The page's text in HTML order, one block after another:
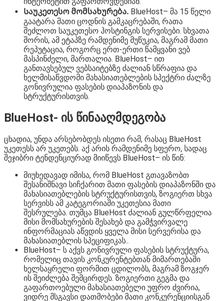
Საუკეთესო მომსახურება. BlueHost– მა 15 წელი
გაატარა მათი ცოდნის გამკაცრებაში, რათა
შეძლოთ საუკეთესო ჰოსტინგის სერვისები. სხვათა
შორის, ამ ეტაპზე რამდენიმე მუწუკია, მაგრამ მათი
რეპუტაცია, როგორც ერთ-ერთი წამყვანი ვებ
მასპინძელი, მართალია. BlueHost– ით
განთავსებულ ვებსაიტებზე ძალიან სწრაფია და
ხელმისაწვდომი მახასიათებლების სპექტრი ძალზე
გონივრულია ფასების დიაპაზონის და
სტრუქტურისთვის.
BlueHost- ის წინააღმდეგობა
ცხადია, უნდა არსებობდეს ისეთი რამ, რასაც BlueHost
უკეთესს არ უკეთებს. აქ არის რამდენიმე სფერო, სადაც
შეჯიბრი ტენდენციურად მიიწევს BlueHost– ის წინ:
მიუხედავად იმისა, რომ BlueHost გთავაზობთ
შესანიშნავი სიჩქარით მათი ფასების დიაპაზონში და
მახასიათებლების სტრუქტურისთვის, ზოგიერთ სხვა
სერვისს ამ კატეგორიაში უკეთესია მათი
შესრულება. თუმცა BlueHost ძალიან გულწრფელია
მისი მომსახურების შესახებ და გამჭვირვალე
ინფორმაციას აწვდის ყველა მისი სერვერისა და
მახასიათებლის სპეციფიკას..
BlueHost– ს აქვს გონივრული ფასების სტრუქტურა,
რომელიც თავის კონკურენტებთან მიმართებაში
ხელსაყრელი ფორმით ცდილობს, მაგრამ ზოგჯერ
ის შეიძლება შემცირდეს. ზოგიერთი გეგმა და
გაფართოებული მახასიათებელი უფრო ძვირია,
ვიდრე მსგავსი დათმობები მათი კონკურენციისგან